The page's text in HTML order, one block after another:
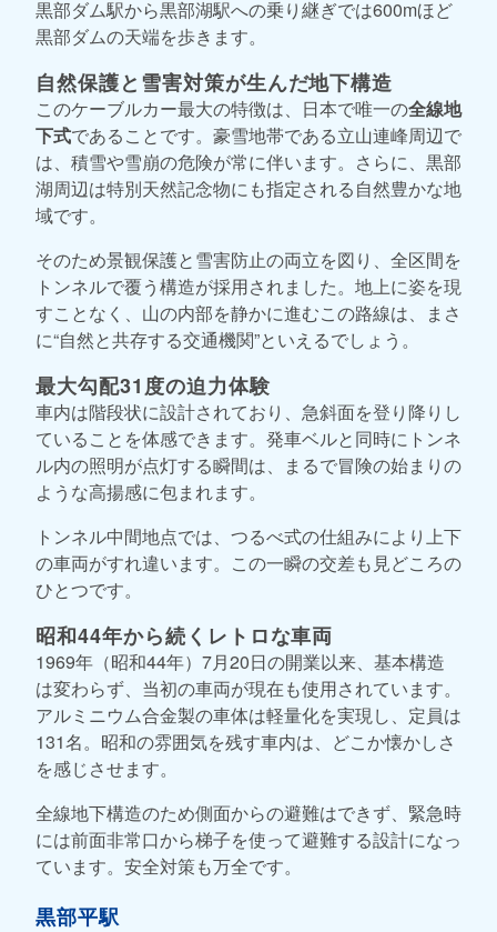
黒部ダム駅から黒部湖駅への乗り継ぎでは600mほど
黒部ダムの天端を歩きます。
自然保護と雪害対策が生んだ地下構造
このケーブルカー最大の特徴は、日本で唯一の全線地
下式であることです。豪雪地帯である立山連峰周辺で
は、積雪や雪崩の危険が常に伴います。さらに、黒部
湖周辺は特別天然記念物にも指定される自然豊かな地
域です。
そのため景観保護と雪害防止の両立を図り、全区間を
トンネルで覆う構造が採用されました。地上に姿を現
すことなく、山の内部を静かに進むこの路線は、まさ
に“自然と共存する交通機関”といえるでしょう。
最大勾配31度の迫力体験
車内は階段状に設計されており、急斜面を登り降りし
ていることを体感できます。発車ベルと同時にトンネ
ル内の照明が点灯する瞬間は、まるで冒険の始まりの
ような高揚感に包まれます。
トンネル中間地点では、つるべ式の仕組みにより上下
の車両がすれ違います。この一瞬の交差も見どころの
ひとつです。
昭和44年から続くレトロな車両
1969年（昭和44年）7月20日の開業以来、基本構造
は変わらず、当初の車両が現在も使用されています。
アルミニウム合金製の車体は軽量化を実現し、定員は
131名。昭和の雰囲気を残す車内は、どこか懐かしさ
を感じさせます。
全線地下構造のため側面からの避難はできず、緊急時
には前面非常口から梯子を使って避難する設計になっ
ています。安全対策も万全です。
黒部平駅